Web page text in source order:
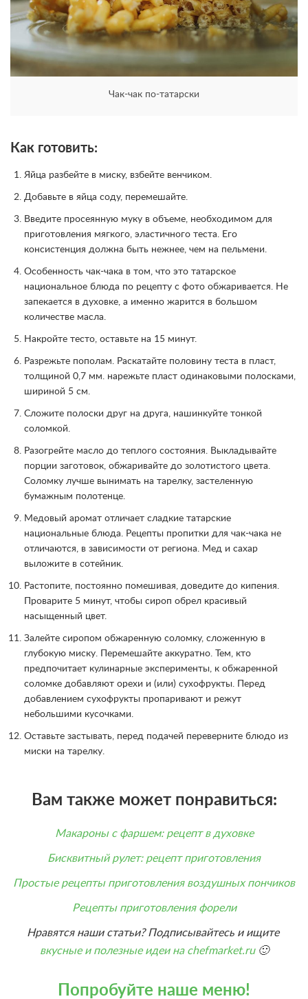
Чак-чак по-татарски
Как готовить:
Яйца разбейте в миску, взбейте венчиком.
Добавьте в яйца соду, перемешайте.
Введите просеянную муку в объеме, необходимом для
приготовления мягкого, эластичного теста. Его
консистенция должна быть нежнее, чем на пельмени.
Особенность чак-чака в том, что это татарское
национальное блюда по рецепту с фото обжаривается. Не
запекается в духовке, а именно жарится в большом
количестве масла.
Накройте тесто, оставьте на 15 минут.
Разрежьте пополам. Раскатайте половину теста в пласт,
толщиной 0,7 мм. нарежьте пласт одинаковыми полосками,
шириной 5 см.
Сложите полоски друг на друга, нашинкуйте тонкой
соломкой.
Разогрейте масло до теплого состояния. Выкладывайте
порции заготовок, обжаривайте до золотистого цвета.
Соломку лучше вынимать на тарелку, застеленную
бумажным полотенце.
Медовый аромат отличает сладкие татарские
национальные блюда. Рецепты пропитки для чак-чака не
отличаются, в зависимости от региона. Мед и сахар
выложите в сотейник.
Растопите, постоянно помешивая, доведите до кипения.
Проварите 5 минут, чтобы сироп обрел красивый
насыщенный цвет.
Залейте сиропом обжаренную соломку, сложенную в
глубокую миску. Перемешайте аккуратно. Тем, кто
предпочитает кулинарные эксперименты, к обжаренной
соломке добавляют орехи и (или) сухофрукты. Перед
добавлением сухофрукты пропаривают и режут
небольшими кусочками.
Оставьте застывать, перед подачей переверните блюдо из
миски на тарелку.
Вам также может понравиться:
Макароны с фаршем: рецепт в духовке
Бисквитный рулет: рецепт приготовления
Простые рецепты приготовления воздушных пончиков
Рецепты приготовления форели
Нравятся наши статьи? Подписывайтесь и ищите
вкусные и полезные идеи на chefmarket.ru 🙂
Попробуйте наше меню!